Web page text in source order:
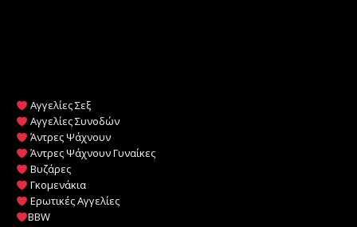
Αγγελίες Σεξ
Αγγελίες Συνοδών
Άντρες Ψάχνουν
Άντρες Ψάχνουν Γυναίκες
Βυζάρες
Γκομενάκια
Ερωτικές Αγγελίες
BBW